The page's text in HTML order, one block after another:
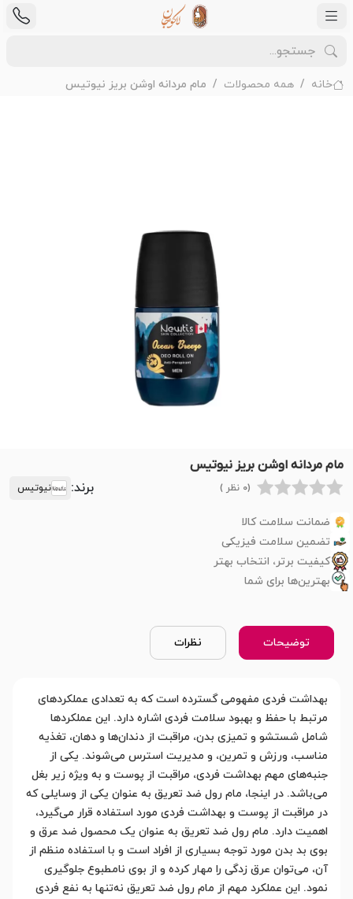
خانه همه محصولات مام مردانه اوشن بریز نیوتیس
مام مردانه اوشن بریز نیوتیس
(0 نظر ) برند: نیوتیس
ضمانت سلامت کالا
تضمین سلامت فیزیکی
کیفیت برتر، انتخاب بهتر
بهترین‌ها برای شما
توضیحات نظرات
بهداشت فردی مفهومی گسترده است که به تعدادی عملکردهای
مرتبط با حفظ و بهبود سلامت فردی اشاره دارد. این عملکردها
شامل شستشو و تمیزی بدن، مراقبت از دندان‌ها و دهان، تغذیه
مناسب، ورزش و تمرین، و مدیریت استرس می‌شوند. یکی از
جنبه‌های مهم بهداشت فردی، مراقبت از پوست و به ویژه زیر بغل
می‌باشد. در اینجا، مام رول ضد تعریق به عنوان یکی از وسایلی که
در مراقبت از پوست و بهداشت فردی مورد استفاده قرار می‌گیرد،
اهمیت دارد. مام رول ضد تعریق به عنوان یک محصول ضد عرق و
بوی بد بدن مورد توجه بسیاری از افراد است و با استفاده منظم از
آن، می‌توان عرق زدگی را مهار کرده و از بوی نامطبوع جلوگیری
نمود. این عملکرد مهم از مام رول ضد تعریق نه‌تنها به نفع فردی